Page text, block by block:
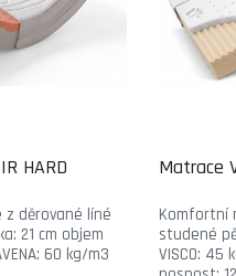
HARD
z děrované líné
21 cm objem
60 kg/m3
Matrace
Komfortní
studené
VISCO: 45